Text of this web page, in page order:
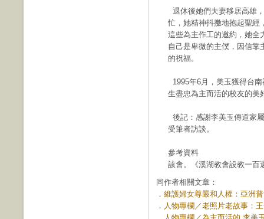
退休後她們夫妻移居高雄
忙，她精神抖擻地抱起聖經
這些為主作工的邀約，她全
自己是卑微的主僕，因信靠
的祝福。
1995年6月，美玉獲得台
生盡忠為主而活的校友的美
後記：感謝李美玉傳道家
受筆者訪談。
參考資料
該會。《溪湖教會設教一百
同作者相關文章：
． 維護婦女尊嚴和人權：亞洲
． 人物專欄／老照片老故事：